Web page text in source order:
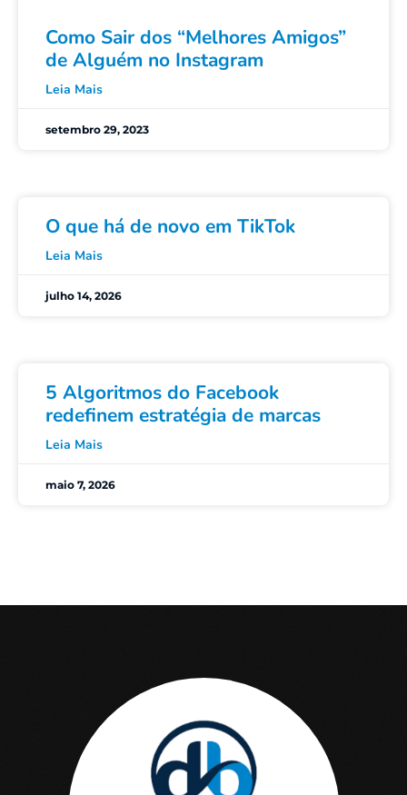
Como Sair dos “Melhores Amigos”
de Alguém no Instagram
Leia Mais
setembro 29, 2023
O que há de novo em TikTok
Leia Mais
julho 14, 2026
5 Algoritmos do Facebook
redefinem estratégia de marcas
Leia Mais
maio 7, 2026